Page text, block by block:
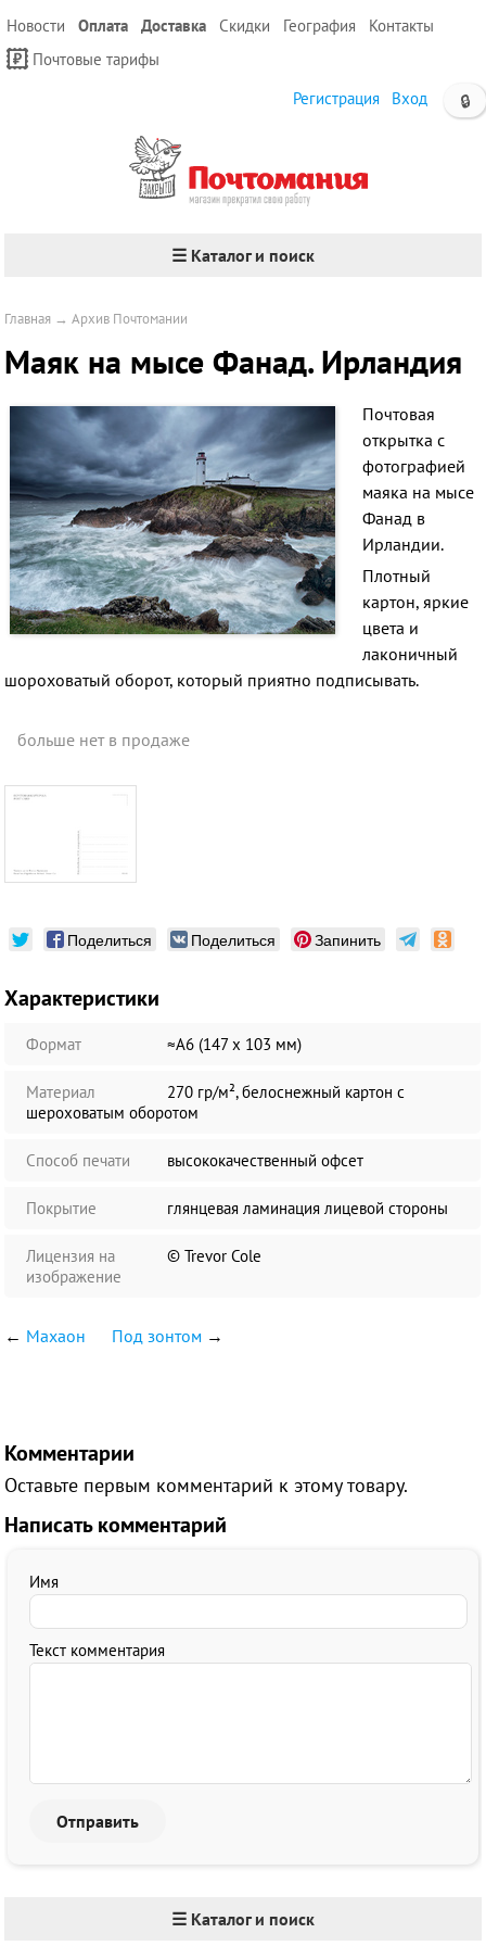
Новости Оплата Доставка Скидки География
Контакты
Почтовые тарифы
🔒
Регистрация Вход
☰ Каталог и поиск
Главная →Архив Почтомании
Маяк на мысе Фанад. Ирландия
Почтовая
открытка с
фотографией
маяка на мысе
Фанад в
Ирландии.
Плотный
картон, яркие
цвета и
лаконичный
шороховатый оборот, который приятно подписывать.
больше нет в продаже
Поделиться Поделиться Запинить
Характеристики
Формат ≈А6 (147 х 103 мм)
Материал
270 гр/м², белоснежный картон с
шероховатым оборотом
Способ печати высококачественный офсет
Покрытие глянцевая ламинация лицевой стороны
Лицензия на
изображение
© Trevor Cole
← Махаон Под зонтом →
Комментарии
Оставьте первым комментарий к этому товару.
Написать комментарий
Имя
Текст комментария
☰ Каталог и поиск